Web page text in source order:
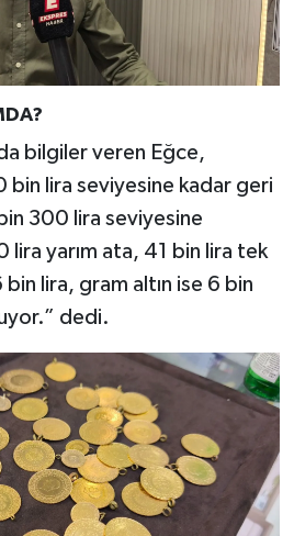
bilgiler veren Eğce,
bin lira seviyesine kadar geri
300 lira seviyesine
yarım ata, 41 bin lira tek
lira, gram altın ise 6 bin
dedi.